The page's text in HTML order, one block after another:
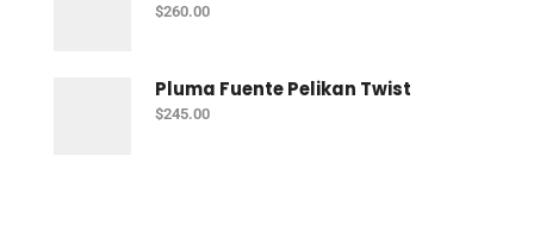
$260.00
Pluma Fuente Pelikan Twist
$245.00